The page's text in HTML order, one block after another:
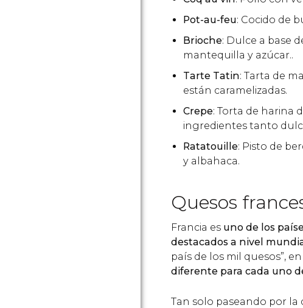
Pot-au-feu: Cocido de
Brioche: Dulce a base
mantequilla y azúcar..
Tarte Tatin: Tarta de
están caramelizadas.
Crepe: Torta de harina
ingredientes tanto
Ratatouille: Pisto de
y albahaca.
Quesos
Francia es uno de los
destacados a nivel
país de los mil quesos”,
diferente para cada uno
Tan solo paseando por la